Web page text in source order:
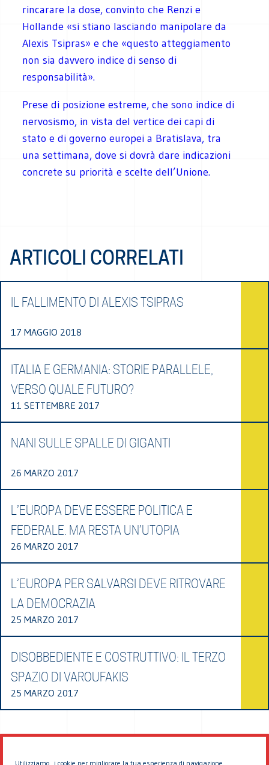
Utilizziamo i cookie per migliorare la tua esperienza di navigazione.
rincarare la dose, convinto che Renzi e
Hollande «si stiano lasciando manipolare da
Alexis Tsipras» e che «questo atteggiamento
non sia davvero indice di senso di
responsabilità».
Prese di posizione estreme, che sono indice di
nervosismo, in vista del vertice dei capi di
stato e di governo europei a Bratislava, tra
una settimana, dove si dovrà dare indicazioni
concrete su priorità e scelte dell’Unione.
ARTICOLI CORRELATI
IL FALLIMENTO DI ALEXIS TSIPRAS
17 MAGGIO 2018
ITALIA E GERMANIA: STORIE PARALLELE,
VERSO QUALE FUTURO?
11 SETTEMBRE 2017
NANI SULLE SPALLE DI GIGANTI
26 MARZO 2017
L’EUROPA DEVE ESSERE POLITICA E
FEDERALE. MA RESTA UN’UTOPIA
26 MARZO 2017
L’EUROPA PER SALVARSI DEVE RITROVARE
LA DEMOCRAZIA
25 MARZO 2017
DISOBBEDIENTE E COSTRUTTIVO: IL TERZO
SPAZIO DI VAROUFAKIS
25 MARZO 2017